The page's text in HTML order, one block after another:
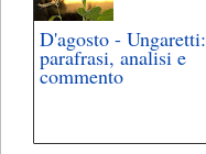
D'agosto - Ungaretti:
parafrasi, analisi e
commento